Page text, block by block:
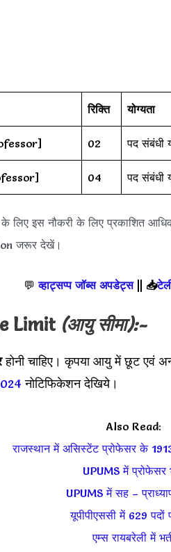
रिक्ति योग्यता
02 पद संबंधी
04 पद संबंधी
के लिए इस नौकरी के लिए प्रकाशित
जरूर देखें।
💬 व्हाट्सप्प जॉब्स अपडेट्स|| 📥
Limit (आयु सीमा):-
होनी चाहिए। कृपया आयु में छूट एवं
नोटिफिकेशन देखिये।
Also Read:
राजस्थान में असिस्टेंट प्रोफेसर के 1913
UPUMS में प्रोफेसर
UPUMS में सह –
यूपीपीएससी में 629 पदों
एम्स रायबरेली में